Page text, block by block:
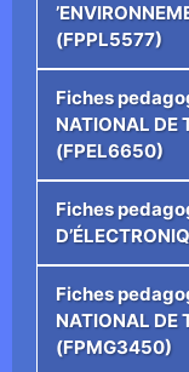
(FPPL5577)
Fiches
NATIONAL DE
(FPEL6650)
Fiches
Fiches
NATIONAL DE
(FPMG3450)